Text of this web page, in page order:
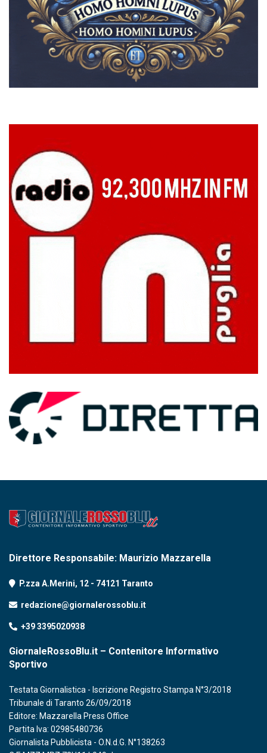
Direttore Responsabile: Maurizio Mazzarella
P.zza A.Merini, 12 - 74121 Taranto
redazione@giornalerossoblu.it
+39 3395020938
GiornaleRossoBlu.it – Contenitore Informativo
Sportivo
Testata Giornalistica - Iscrizione Registro Stampa N°3/2018
Tribunale di Taranto 26/09/2018
Editore: Mazzarella Press Office
Partita Iva: 02985480736
Giornalista Pubblicista - O.N.d.G. N°138263